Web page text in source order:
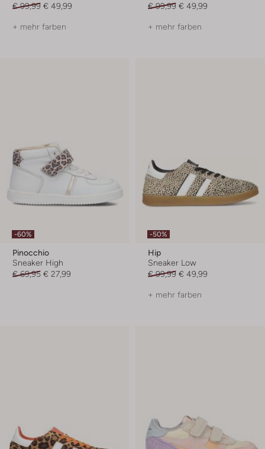
€ 99,99 € 49,99
+ mehr farben
€ 99,99 € 49,99
+ mehr farben
-60%
Pinocchio
Sneaker High
€ 69,95 € 27,99
-50%
Hip
Sneaker Low
€ 99,99 € 49,99
+ mehr farben